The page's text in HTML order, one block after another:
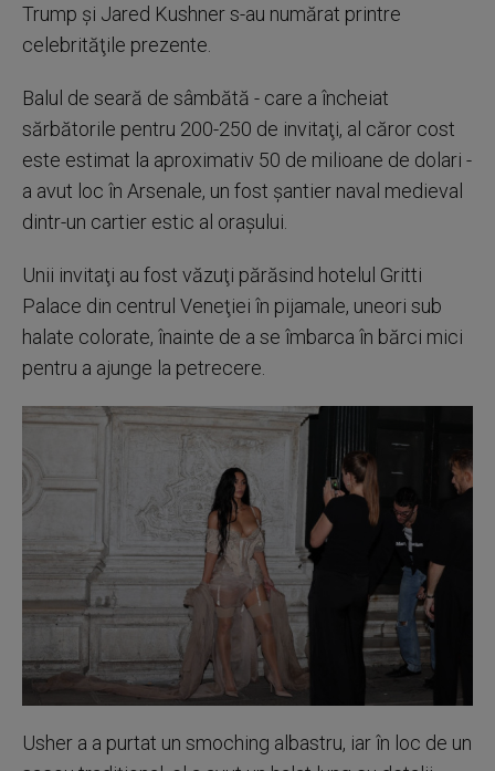
Trump şi Jared Kushner s-au numărat printre
celebrităţile prezente.
Balul de seară de sâmbătă - care a încheiat
sărbătorile pentru 200-250 de invitaţi, al căror cost
este estimat la aproximativ 50 de milioane de dolari -
a avut loc în Arsenale, un fost şantier naval medieval
dintr-un cartier estic al oraşului.
Unii invitaţi au fost văzuţi părăsind hotelul Gritti
Palace din centrul Veneţiei în pijamale, uneori sub
halate colorate, înainte de a se îmbarca în bărci mici
pentru a ajunge la petrecere.
Usher a a purtat un smoching albastru, iar în loc de un